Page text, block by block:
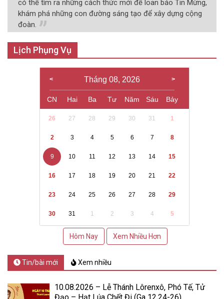
có thể tìm ra những cách thức mới để loan báo Tin Mừng,
khám phá những con đường sáng tạo để xây dựng cộng
đoàn.
Lịch Phụng Vụ
Tháng 08, 2026
CN Hai Ba Tư Năm Sáu Bảy
26 27 28 29 30 31 1
2 3 4 5 6 7 8
9 10 11 12 13 14 15
16 17 18 19 20 21 22
23 24 25 26 27 28 29
30 31 1 2 3 4 5
Hôm Nay Xem Nhiều Hơn
Tin/bài mới Xem nhiều
10.08.2026 – Lễ Thánh Lôrenxô, Phó Tế, Tử